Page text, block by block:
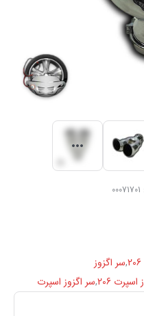
00071701
,سر اگزوز
206
,سر اگزوز اسپرت